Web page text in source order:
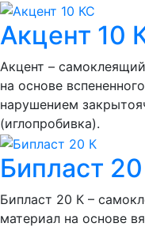
Акцент 10
Акцент –
на основе
нарушением
(иглопробивка).
Бипласт
Бипласт 20 К –
материал на основе